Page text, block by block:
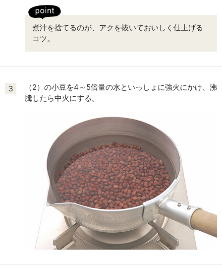
煮汁を捨てるのが、アクを抜いておいしく仕上げる
コツ。
3
（2）の小豆を4～5倍量の水といっしょに強火にかけ、沸
騰したら中火にする。